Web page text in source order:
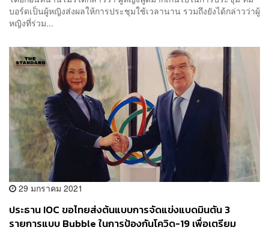
บอร์ดเป็นผู้หญิงส่งผลให้การประชุมใช้เวลานาน รวมถึงยังได้กล่าวว่าผู้
หญิงที่ร่วม...
29 มกราคม 2021
ประธาน IOC ขอไทยส่งต้นแบบการจัดแข่งแบดมินตัน 3
รายการแบบ Bubble ในการป้องกันโควิด-19 เพื่อเตรียม